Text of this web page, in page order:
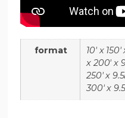
format
10' x
x 200' x
250' x
300' x